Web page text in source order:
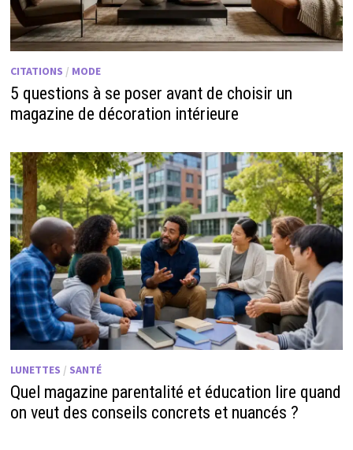
CITATIONS / MODE
5 questions à se poser avant de choisir un
magazine de décoration intérieure
LUNETTES / SANTÉ
Quel magazine parentalité et éducation lire quand
on veut des conseils concrets et nuancés ?